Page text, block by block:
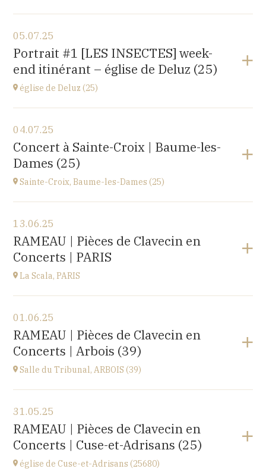
église Saint-Antide,
27 Rue de la Chapelle, 25820 Laissey
à17H00
05.07.25
Portrait #1 [LES INSECTES] week-
end itinérant – église de Deluz (25)
église de Deluz (25)
église Saint-Martin,
1 Rue de l'Église, 25960 Deluz
à13H30
04.07.25
Concert à Sainte-Croix | Baume-les-
Dames (25)
Sainte-Croix, Baume-les-Dames (25)
EHPAD du Centre hospitalier Sainte-Croix,
1 avenue du Président Kennedy, 25110 BAUME-LES-
DAMES
13.06.25
RAMEAU | Pièces de Clavecin en
Concerts | PARIS
La Scala, PARIS
La Scala, PARIS
13, boulevard de Strasbourg 75010 Paris
à19H30
Accéder au site
01.06.25
RAMEAU | Pièces de Clavecin en
Concerts | Arbois (39)
Salle du Tribunal, ARBOIS (39)
Salle du Tribunal, ARBOIS (39)
10 rue de l’hôtel de ville, 39600 ARBOIS
à17H00
31.05.25
RAMEAU | Pièces de Clavecin en
Concerts | Cuse-et-Adrisans (25)
église de Cuse-et-Adrisans (25680)